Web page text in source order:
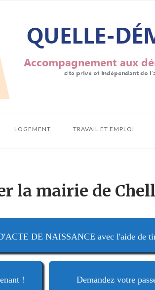
LOGEMENT TRAVAIL ET EMPLOI
la mairie de
DE NAISSANCE avec l'aide de
! Demandez votre